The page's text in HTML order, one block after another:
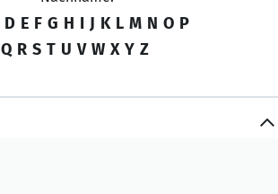
D E F G H I J K L M N O P
Q R S T U V W X Y Z